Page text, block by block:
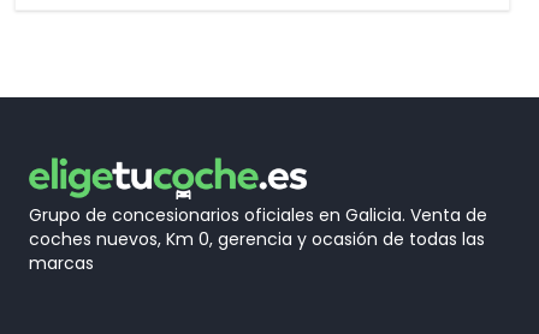
Grupo de concesionarios oficiales en Galicia. Venta de
coches nuevos, Km 0, gerencia y ocasión de todas las
marcas